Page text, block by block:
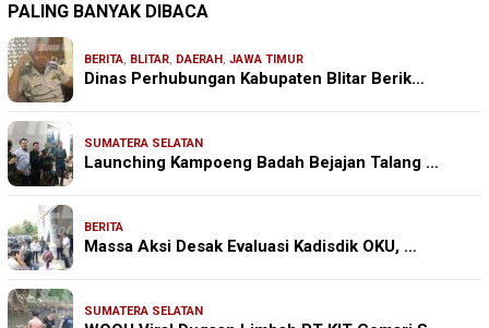
PALING BANYAK DIBACA
BERITA, BLITAR, DAERAH , JAWA TIMUR
Dinas Perhubungan Kabupaten Blitar Berik…
SUMATERA SELATAN
Launching Kampoeng Badah Bejajan Talang …
BERITA
Massa Aksi Desak Evaluasi Kadisdik OKU, …
SUMATERA SELATAN